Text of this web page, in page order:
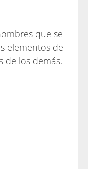
que se
elementos de
de los demás.